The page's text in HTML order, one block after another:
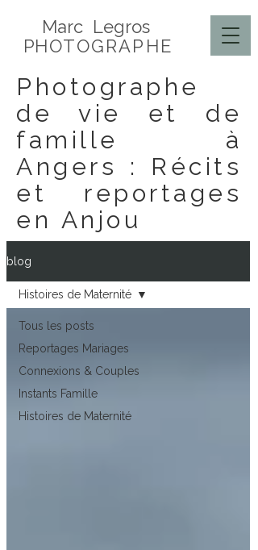
Marc Legros
PHOTOGRAPHE
Photographe
de vie et de
famille à
Angers : Récits
et reportages
en Anjou
blog
Tous les posts
Reportages Mariages
Connexions & Couples
Instants Famille
Histoires de Maternité
Histoires de Maternité